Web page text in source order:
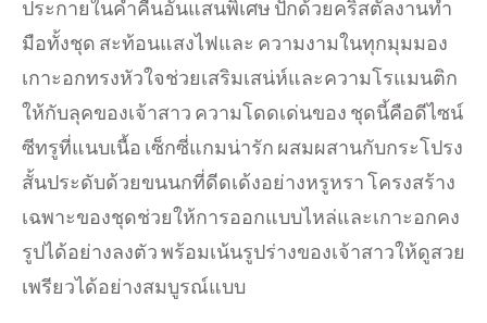
ประกายในค่ำคืนอันแสนพิเศษ ปักด้วยคริสตัลงานทำ
มือทั้งชุด สะท้อนแสงไฟและ ความงามในทุกมุมมอง
เกาะอกทรงหัวใจช่วยเสริมเสน่ห์และความโรแมนติก
ให้กับลุคของเจ้าสาว ความโดดเด่นของ ชุดนี้คือดีไซน์
ซีทรูที่แนบเนื้อ เซ็กซี่แกมน่ารัก ผสมผสานกับกระโปรง
สั้นประดับด้วยขนนกที่ดีดเด้งอย่างหรูหรา โครงสร้าง
เฉพาะของชุดช่วยให้การออกแบบไหล่และเกาะอกคง
รูปได้อย่างลงตัว พร้อมเน้นรูปร่างของเจ้าสาวให้ดูสวย
เพรียวได้อย่างสมบูรณ์แบบ